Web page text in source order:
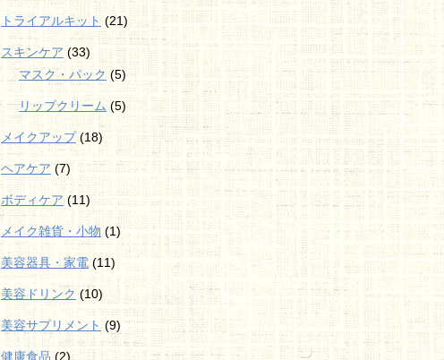
トライアルキット (21)
スキンケア (33)
マスク・パック (5)
リップクリーム (5)
メイクアップ(18)
ヘアケア (7)
ボディケア (11)
メイク雑貨・小物 (1)
美容器具・家電 (11)
美容ドリンク (10)
美容サプリメント (9)
健康食品 (2)